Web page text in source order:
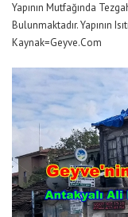
Yapının Mutfağında
Bulunmaktadır. Yapının
Kaynak=Geyve.Com